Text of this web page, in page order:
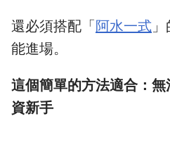
還必須搭配「阿水一式
能進場。
這個簡單的方法適合：
資新手